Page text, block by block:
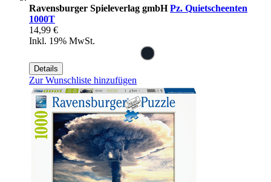
Ravensburger Spieleverlag gmbHPz. Quietscheenten
1000T
14,99 €
Inkl. 19% MwSt.
Details
Zur Wunschliste hinzufügen